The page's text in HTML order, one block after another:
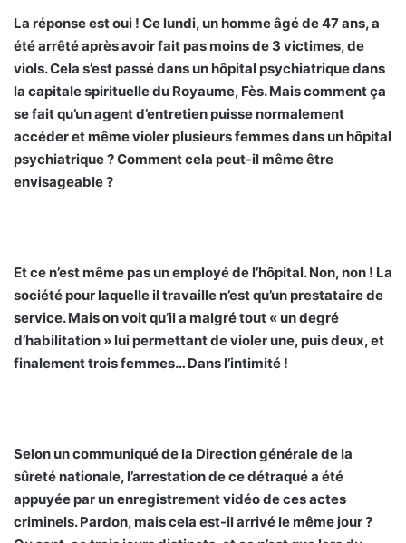
La réponse est oui ! Ce lundi, un homme âgé de 47 ans, a
été arrêté après avoir fait pas moins de 3 victimes, de
viols. Cela s’est passé dans un hôpital psychiatrique dans
la capitale spirituelle du Royaume, Fès. Mais comment ça
se fait qu’un agent d’entretien puisse normalement
accéder et même violer plusieurs femmes dans un hôpital
psychiatrique ? Comment cela peut-il même être
envisageable ?
Et ce n’est même pas un employé de l’hôpital. Non, non ! La
société pour laquelle il travaille n’est qu’un prestataire de
service. Mais on voit qu’il a malgré tout « un degré
d’habilitation » lui permettant de violer une, puis deux, et
finalement trois femmes… Dans l’intimité !
Selon un communiqué de la Direction générale de la
sûreté nationale, l’arrestation de ce détraqué a été
appuyée par un enregistrement vidéo de ces actes
criminels. Pardon, mais cela est-il arrivé le même jour ?